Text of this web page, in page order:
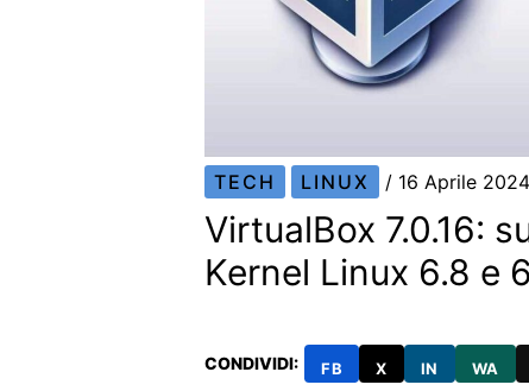
TECH LINUX / 16 Aprile 2024
VirtualBox 7.0.16:
Kernel Linux 6.8 e
CONDIVIDI: FB X IN WA